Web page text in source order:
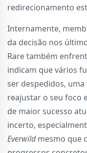
redirecionamento
Internamente,
da decisão nos
Rare também
indicam que vários
ser despedidos,
reajustar o seu foco
de maior sucesso
incerto,
Everwildmesmo que